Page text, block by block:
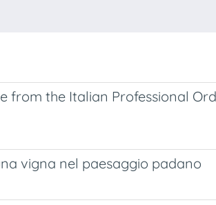
from the Italian Professional
vigna nel paesaggio padano